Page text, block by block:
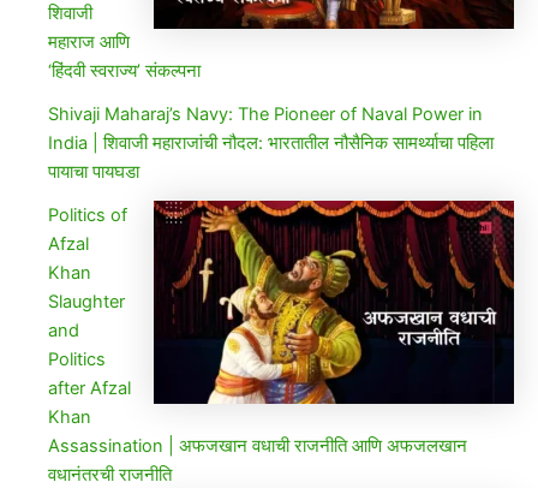
शिवाजी
महाराज आणि
‘हिंदवी स्वराज्य’ संकल्पना
Shivaji Maharaj’s Navy: The Pioneer of Naval Power in
India | शिवाजी महाराजांची नौदल: भारतातील नौसैनिक सामर्थ्याचा पहिला
पायाचा पायघडा
Politics of
Afzal
Khan
Slaughter
and
Politics
after Afzal
Khan
Assassination | अफजखान वधाची राजनीति आणि अफजलखान
वधानंतरची राजनीति